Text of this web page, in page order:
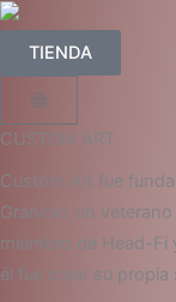
Ir
contenido
TIENDA
Carrito
CUSTOM ART
Custom Art fue
Granicki, un
miembro de Head-Fi
él fue crear su propia